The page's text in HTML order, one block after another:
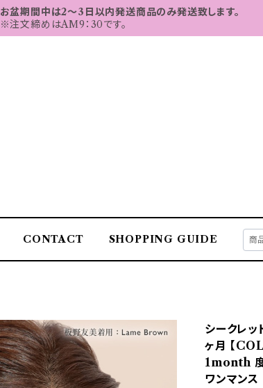
お盆期間中は2～3日以内発送商品のみ発送致します。
※注文締めはAM9：30です。
CONTACT SHOPPING GUIDE
シークレッ
ヶ月 【
1month 度
ワンマン